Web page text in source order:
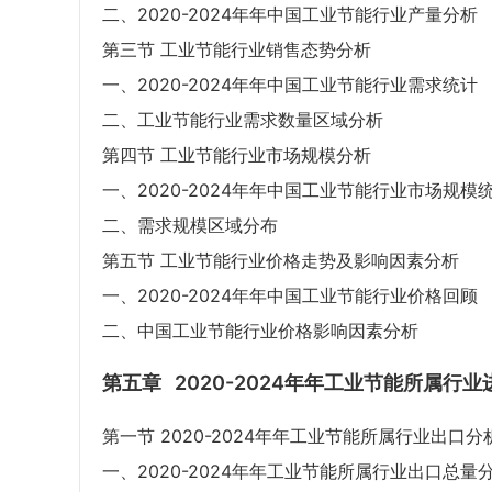
二、2020-2024年年中国工业节能行业产量分析
第三节 工业节能行业销售态势分析
一、2020-2024年年中国工业节能行业需求统计
二、工业节能行业需求数量区域分析
第四节 工业节能行业市场规模分析
一、2020-2024年年中国工业节能行业市场规模
二、需求规模区域分布
第五节 工业节能行业价格走势及影响因素分析
一、2020-2024年年中国工业节能行业价格回顾
二、中国工业节能行业价格影响因素分析
第五章 2020-2024年年工业节能所属行业
第一节 2020-2024年年工业节能所属行业出口分
一、2020-2024年年工业节能所属行业出口总量